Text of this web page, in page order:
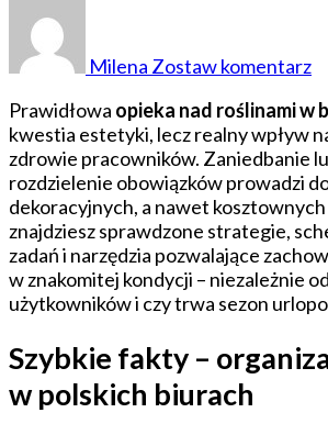
Milena Zostaw komentarz
w
–
Prawidłowa opieka nad roślinami w
kwestia estetyki, lecz realny wpływ
zdrowie pracowników. Zaniedbanie
rozdzielenie obowiązków prowadzi
dekoracyjnych, a nawet
znajdziesz sprawdzone strategie,
zadań i narzędzia pozwalające
w znakomitej kondycji – niezależnie
użytkowników i czy trwa sezon
Szybkie fakty –
w polskich biurach